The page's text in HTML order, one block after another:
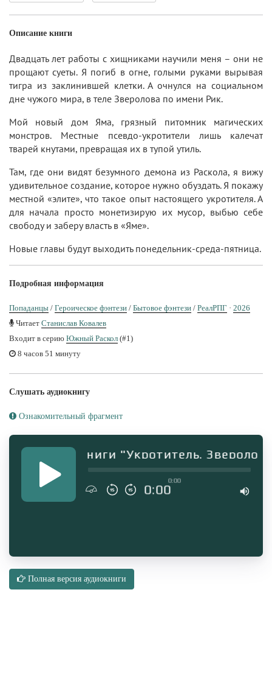
Описание книги
Двадцать лет работы с хищниками научили меня – они не
прощают суеты. Я погиб в огне, голыми руками вырывая
тигра из заклинившей клетки. А очнулся на социальном
дне чужого мира, в теле Зверолова по имени Рик.
Мой новый дом Яма, грязный питомник магических
монстров. Местные псевдо-укротители лишь калечат
тварей кнутами, превращая их в тупой утиль.
Там, где они видят безумного демона из Раскола, я вижу
удивительное создание, которое нужно обуздать. Я покажу
местной «элите», что такое опыт настоящего укротителя. А
для начала просто монетизирую их мусор, выбью себе
свободу и заберу власть в «Яме».
Новые главы будут выходить понедельник-среда-пятница.
Подробная информация
Попаданцы / Героическое фэнтези / Бытовое фэнтези / РеалРПГ · 2026
Читает Станислав Ковалев
Входит в серию Южный Раскол (#1)
8 часов 51 минуту
Слушать аудиокнигу
Ознакомительный фрагмент
аудиокниги "Укротитель. Зверолов
0:00
0:00
Полная версия аудиокниги